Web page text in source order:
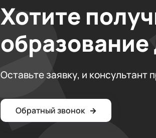
Хотите
Оставьте заявку, и
Обратный звонок